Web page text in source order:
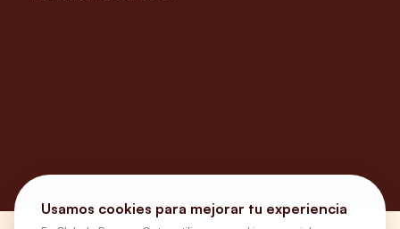
Usamos cookies para mejorar tu experiencia